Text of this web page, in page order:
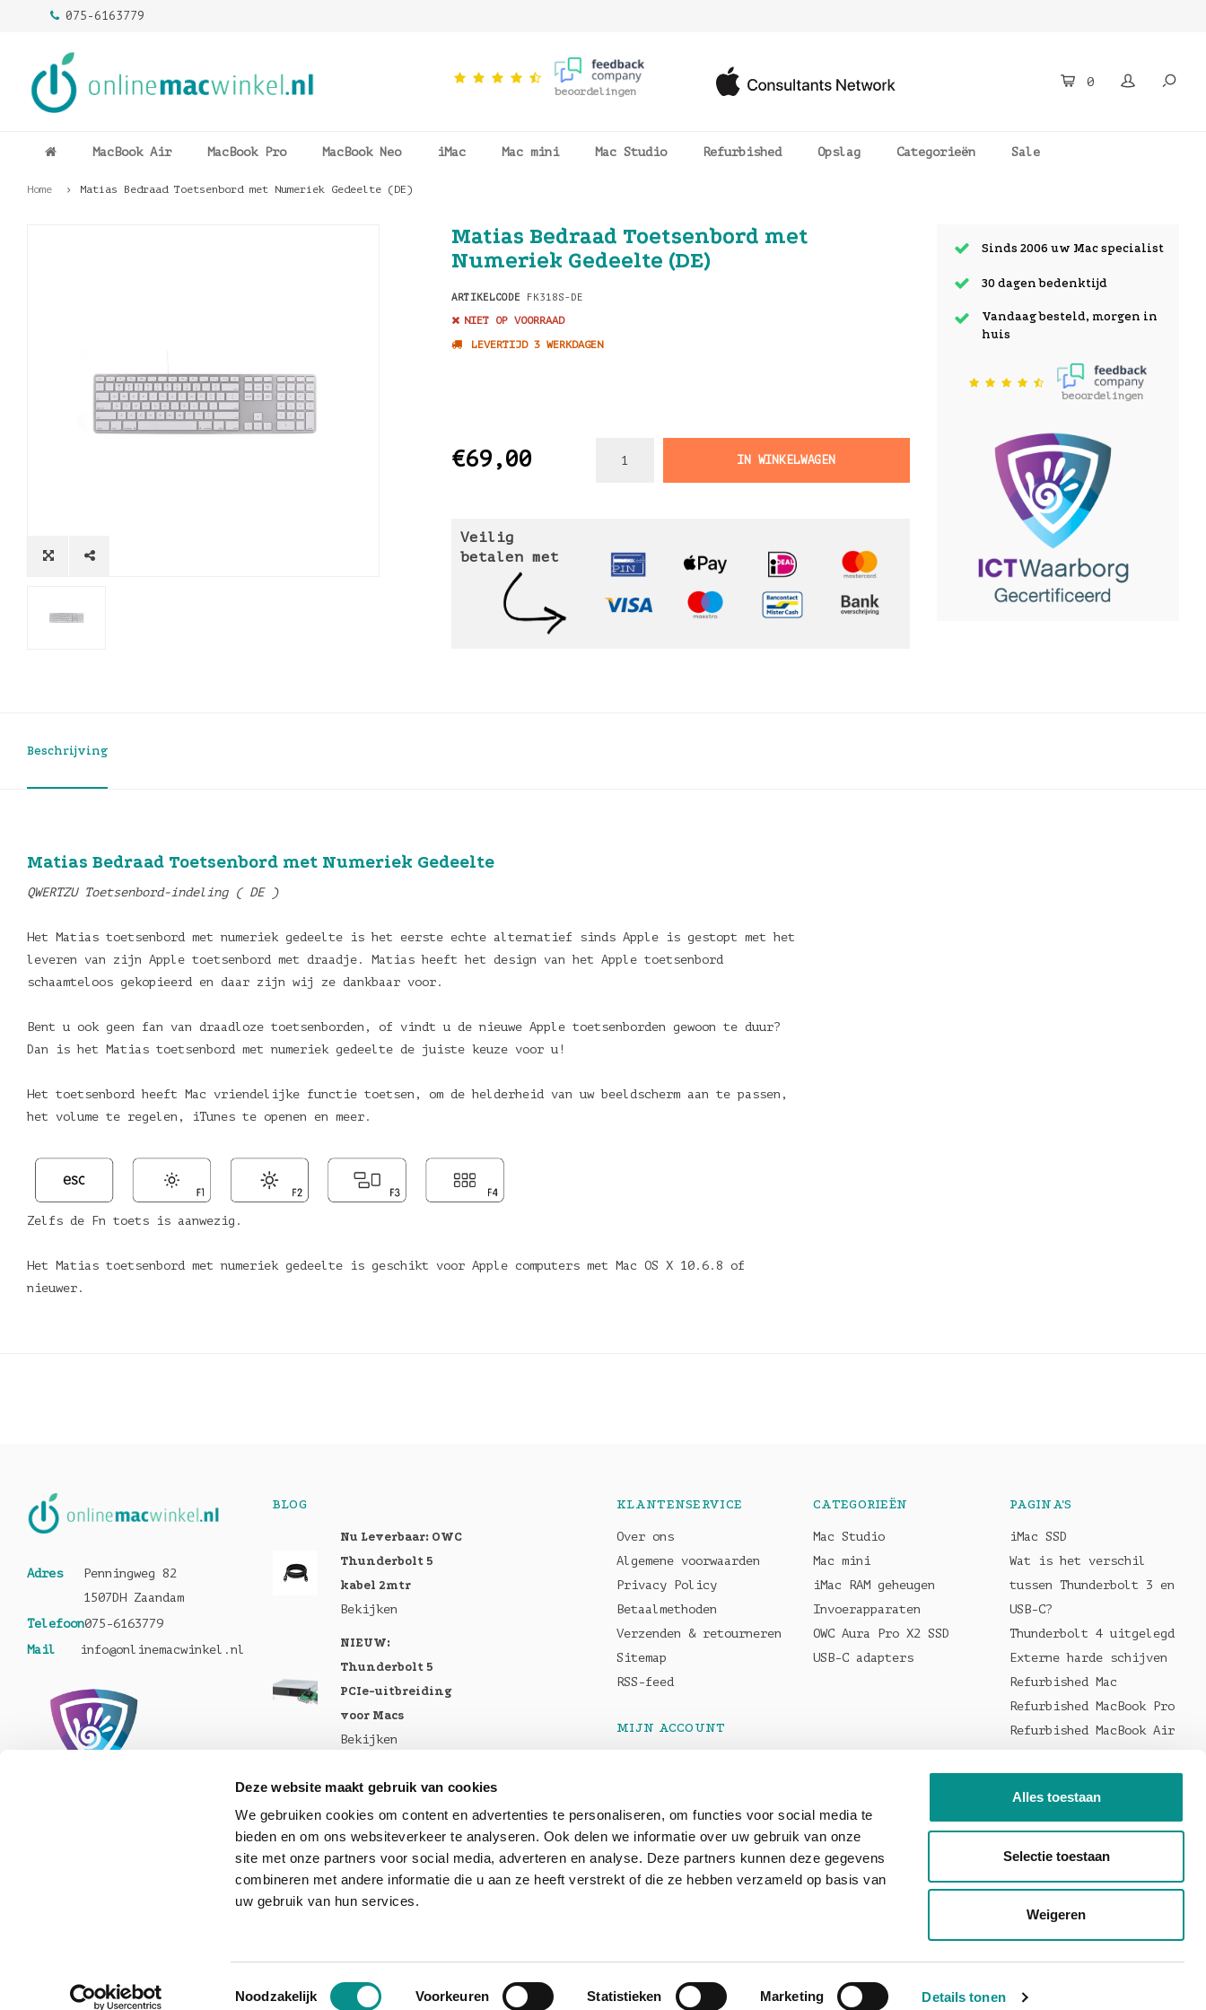
Deze website maakt gebruik van cookies
We gebruiken cookies om content en advertenties te personaliseren, om functies voor social media te
bieden en om ons websiteverkeer te analyseren. Ook delen we informatie over uw gebruik van onze
site met onze partners voor social media, adverteren en analyse. Deze partners kunnen deze gegevens
combineren met andere informatie die u aan ze heeft verstrekt of die ze hebben verzameld op basis van
uw gebruik van hun services.
Toestemmingsselectie
Noodzakelijk Voorkeuren Statistieken Marketing Details tonen
Alles toestaan
Selectie toestaan
Weigeren
075-6163779
beoordelingen
0
MacBook Air MacBook Pro MacBook Neo iMac Mac mini Mac Studio Refurbished Opslag Categorieën Sale
Home Matias Bedraad Toetsenbord met Numeriek Gedeelte (DE)
Matias Bedraad Toetsenbord met
Numeriek Gedeelte (DE)
ARTIKELCODE FK318S-DE
NIET OP VOORRAAD
LEVERTIJD 3 WERKDAGEN
€69,00 IN WINKELWAGEN
Veilig
betalen met
Sinds 2006 uw Mac specialist
30 dagen bedenktijd
Vandaag besteld, morgen in
huis
beoordelingen
Beschrijving
Matias Bedraad Toetsenbord met Numeriek Gedeelte
QWERTZU Toetsenbord-indeling ( DE )
Het Matias toetsenbord met numeriek gedeelte is het eerste echte alternatief sinds Apple is gestopt met het
leveren van zijn Apple toetsenbord met draadje. Matias heeft het design van het Apple toetsenbord
schaamteloos gekopieerd en daar zijn wij ze dankbaar voor.
Bent u ook geen fan van draadloze toetsenborden, of vindt u de nieuwe Apple toetsenborden gewoon te duur?
Dan is het Matias toetsenbord met numeriek gedeelte de juiste keuze voor u!
Het toetsenbord heeft Mac vriendelijke functie toetsen, om de helderheid van uw beeldscherm aan te passen,
het volume te regelen, iTunes te openen en meer.
Zelfs de Fn toets is aanwezig.
Het Matias toetsenbord met numeriek gedeelte is geschikt voor Apple computers met Mac OS X 10.6.8 of
nieuwer.
Adres
Penningweg 82
1507DH Zaandam
Telefoon075-6163779
Mail
info@onlinemacwinkel.nl
BLOG
Nu Leverbaar: OWC
Thunderbolt 5
kabel 2mtr
Bekijken
NIEUW:
Thunderbolt 5
PCIe-uitbreiding
voor Macs
Bekijken
MacBook Pro M5
Pro en M5 Max
Bekijken
Nu leverbaar: OWC
Helios 5S
KLANTENSERVICE
Over ons
Algemene voorwaarden
Privacy Policy
Betaalmethoden
Verzenden & retourneren
Sitemap
RSS-feed
MIJN ACCOUNT
Mijn tickets
CATEGORIEËN
Mac Studio
Mac mini
iMac RAM geheugen
Invoerapparaten
OWC Aura Pro X2 SSD
USB-C adapters
PAGINA'S
iMac SSD
Wat is het verschil
tussen Thunderbolt 3 en
USB-C?
Thunderbolt 4 uitgelegd
Externe harde schijven
Refurbished Mac
Refurbished MacBook Pro
Refurbished MacBook Air
© Copyright 2026 onlinemacwinkel - Powered by Lightspeed- Theme by Shopmonkey